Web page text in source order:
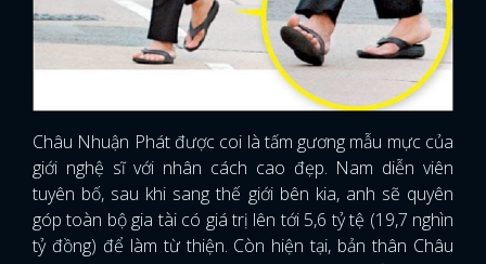
Châu Nhuận Phát được coi là tấm gương mẫu mực của
giới nghệ sĩ với nhân cách cao đẹp. Nam diễn viên
tuyên bố, sau khi sang thế giới bên kia, anh sẽ quyên
góp toàn bộ gia tài có giá trị lên tới 5,6 tỷ tệ (19,7 nghìn
tỷ đồng) để làm từ thiện. Còn hiện tại, bản thân Châu